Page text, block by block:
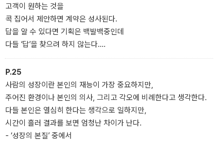
고객이 원하는 것을
콕 집어서 제안하면 계약은 성사된다.
답을 알 수 있다면 기획은 백발백중인데
다들 ‘답’을 찾으려 하지 않는다.
답을 찾으려 하지는 않고
한방만 노린다.
- ‘고객의 기분이 되는 방법’ 중에서
P.25
사람의 성장이란 본인의 재능이 가장 중요하지만,
주어진 환경이나 본인의 의사, 그리고 각오에 비례한다고 생각한다.
다들 본인은 열심히 한다는 생각으로 일하지만,
시간이 흘러 결과를 보면 엄청난 차이가 난다.
- ‘성장의 본질’ 중에서